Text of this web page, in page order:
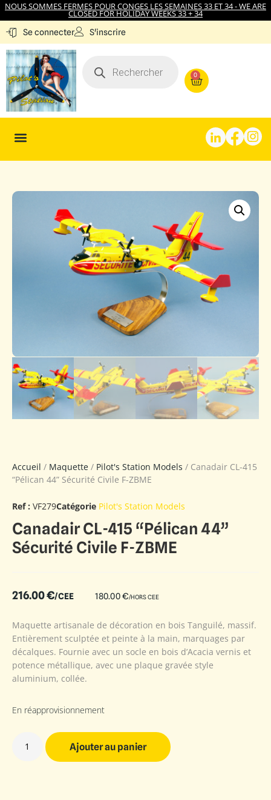
NOUS SOMMES FERMES POUR CONGES LES SEMAINES 33 ET 34 - WE ARE
CLOSED FOR HOLIDAY WEEKS 33 + 34
Se connecter S'inscrire
0
Accueil / Maquette / Pilot's Station Models / Canadair CL-415
“Pélican 44” Sécurité Civile F-ZBME
Ref : VF279Catégorie Pilot's Station Models
Canadair CL-415 “Pélican 44”
Sécurité Civile F-ZBME
216.00€/CEE 180.00€/HORS CEE
Maquette artisanale de décoration en bois Tanguilé, massif.
Entièrement sculptée et peinte à la main, marquages par
décalques. Fournie avec un socle en bois d’Acacia vernis et
potence métallique, avec une plaque gravée style
aluminium, collée.
En réapprovisionnement
Ajouter au panier